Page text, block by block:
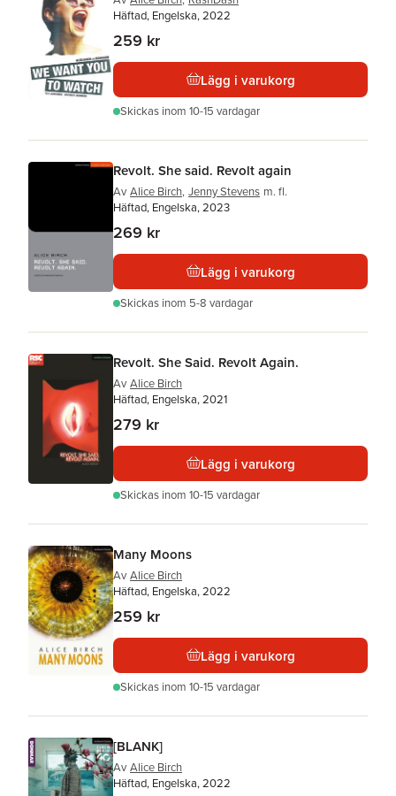
Häftad, Engelska, 2022
259 kr
Lägg i varukorg
Skickas inom 10-15 vardagar
Revolt. She said. Revolt again
Av Alice Birch, Jenny Stevens m. fl.
Häftad, Engelska, 2023
269 kr
Lägg i varukorg
Skickas inom 5-8 vardagar
Revolt. She Said. Revolt Again.
Av Alice Birch
Häftad, Engelska, 2021
279 kr
Lägg i varukorg
Skickas inom 10-15 vardagar
Many Moons
Av Alice Birch
Häftad, Engelska, 2022
259 kr
Lägg i varukorg
Skickas inom 10-15 vardagar
[BLANK]
Av Alice Birch
Häftad, Engelska, 2022